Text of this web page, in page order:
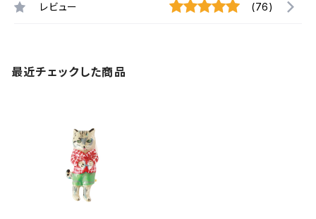
レビュー (76)
最近チェックした商品